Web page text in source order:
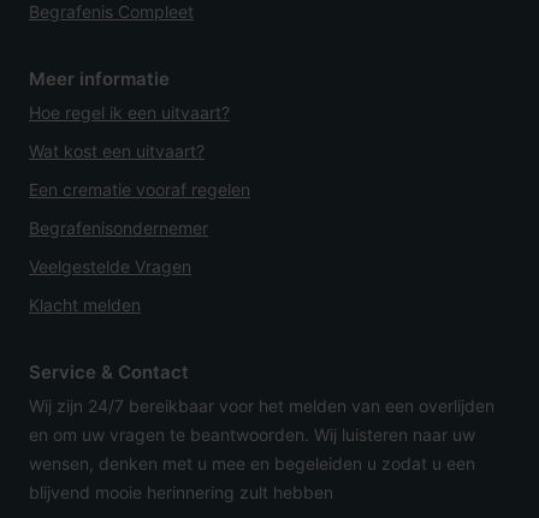
Begrafenis Compleet
Meer informatie
Hoe regel ik een uitvaart?
Wat kost een uitvaart?
Een crematie vooraf regelen
Begrafenisondernemer
Veelgestelde Vragen
Klacht melden
Service & Contact
Wij zijn 24/7 bereikbaar voor het melden van een overlijden
en om uw vragen te beantwoorden. Wij luisteren naar uw
wensen, denken met u mee en begeleiden u zodat u een
blijvend mooie herinnering zult hebben